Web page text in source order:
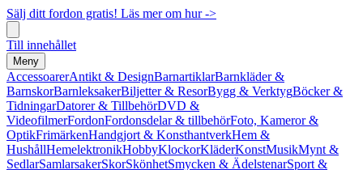
Sälj ditt fordon gratis! Läs mer om hur ->
Till innehållet
Meny
AccessoarerAntikt & DesignBarnartiklarBarnkläder &
BarnskorBarnleksakerBiljetter & ResorBygg & VerktygBöcker &
TidningarDatorer & TillbehörDVD &
VideofilmerFordonFordonsdelar & tillbehörFoto, Kameror &
OptikFrimärkenHandgjort & KonsthantverkHem &
HushållHemelektronikHobbyKlockorKläderKonstMusikMynt &
SedlarSamlarsakerSkorSkönhetSmycken & ÄdelstenarSport &